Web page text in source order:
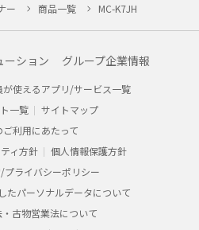
ー 商品一覧 MC-K7JH
ーション グループ企業情報
が使えるアプリ/サービス一覧
一覧
サイトマップ
利用にあたって
ィ方針
個人情報保護方針
プライバシーポリシー
たパーソナルデータについて
古物営業法について